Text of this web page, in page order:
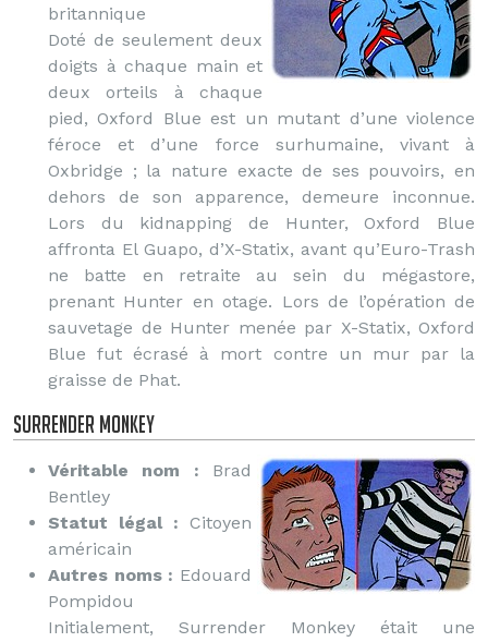
britannique
Doté de seulement deux
doigts à chaque main et
deux orteils à chaque
pied, Oxford Blue est un mutant d’une violence
féroce et d’une force surhumaine, vivant à
Oxbridge ; la nature exacte de ses pouvoirs, en
dehors de son apparence, demeure inconnue.
Lors du kidnapping de Hunter, Oxford Blue
affronta El Guapo, d’X-Statix, avant qu’Euro-Trash
ne batte en retraite au sein du mégastore,
prenant Hunter en otage. Lors de l’opération de
sauvetage de Hunter menée par X-Statix, Oxford
Blue fut écrasé à mort contre un mur par la
graisse de Phat.
Surrender Monkey
Véritable nom : Brad
Bentley
Statut légal : Citoyen
américain
Autres noms : Edouard
Pompidou
Initialement, Surrender Monkey était une